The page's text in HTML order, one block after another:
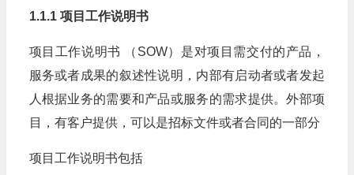
1.1.1 项目工作说明书
项目工作说明书 （SOW）是对项目需交付的产品，
服务或者成果的叙述性说明，内部有启动者或者发起
人根据业务的需要和产品或服务的需求提供。外部项
目，有客户提供，可以是招标文件或者合同的一部分
项目工作说明书包括